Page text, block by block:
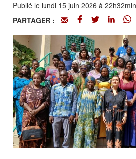
Publié le lundi 15 juin 2026 à 22h32min
PARTAGER :